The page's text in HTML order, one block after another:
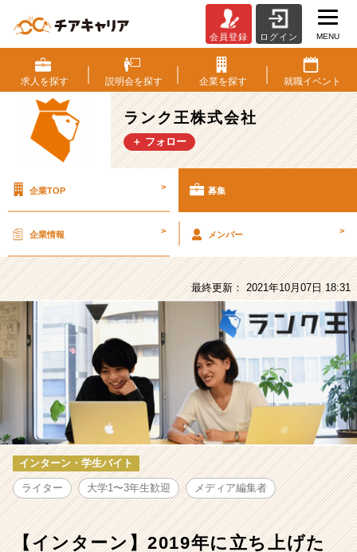
ン
ク
王
株
式
会
用/
-
タ
ン】
2019
年
に
上
げ
た
メ
ア
会員登録 ログイン MENU
求人を探す 説明会を探す 企業を探す 就職イベント
ランク王株式会社
＋ フォロー
企業TOP > 募集
企業情報 > メンバー >
最終更新： 2021年10月07日 18:31
インターン・学生バイト
ライター 大学1〜3年生歓迎 メディア編集者
【インターン】2019年に立ち上げた